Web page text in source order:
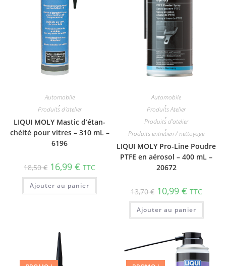
Automobile
,
Produits d'atelier
LIQUI MOLY Mastic d’étan­
chéité pour vitres – 310 mL –
6196
18,50€ 16,99€ TTC
Ajouter au panier
Automobile
,
Produits Atelier
,
Produits d'atelier
,
Produits entretien / nettoyage
LIQUI MOLY Pro-Line Poudre
PTFE en aérosol – 400 mL –
20672
13,70€ 10,99 € TTC
Ajouter au panier